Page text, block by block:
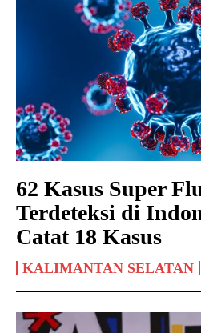
62 Kasus Super
Terdeteksi di
Catat 18 Kasus
KALIMANTAN SELATAN